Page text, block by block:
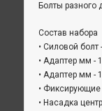
Болты
Состав набора
• Силовой болт
• Адаптер мм -
• Адаптер мм -
• Фиксирующие
• Насадка